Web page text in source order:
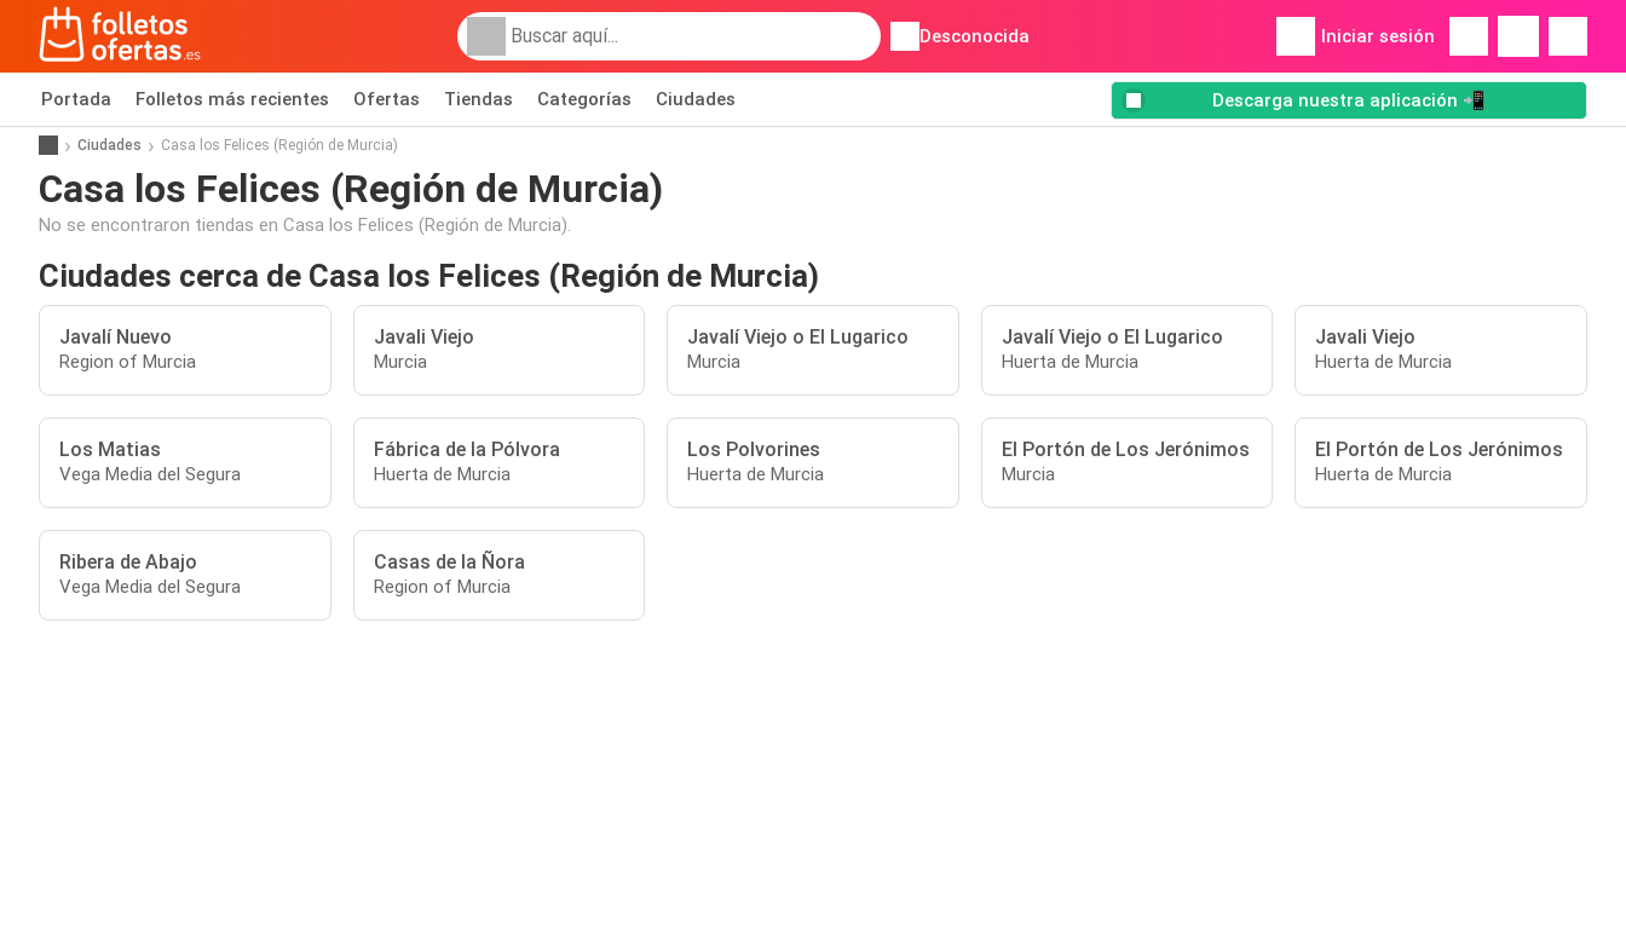
Desconocida Iniciar sesión
Portada Folletos más recientes Ofertas Tiendas Categorías Ciudades Descarga nuestra aplicación 📲
Ciudades Casa los Felices (Región de Murcia)
Casa los Felices (Región de Murcia)
No se encontraron tiendas en Casa los Felices (Región de Murcia).
Ciudades cerca de Casa los Felices (Región de Murcia)
Javalí Nuevo
Region of Murcia
Javali Viejo
Murcia
Javalí Viejo o El Lugarico
Murcia
Javalí Viejo o El Lugarico
Huerta de Murcia
Javali Viejo
Huerta de Murcia
Los Matias
Vega Media del Segura
Fábrica de la Pólvora
Huerta de Murcia
Los Polvorines
Huerta de Murcia
El Portón de Los Jerónimos
Murcia
El Portón de Los Jerónimos
Huerta de Murcia
Ribera de Abajo
Vega Media del Segura
Casas de la Ñora
Region of Murcia